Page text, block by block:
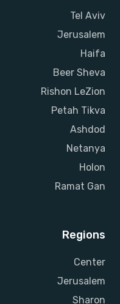
Tel Aviv
Jerusalem
Haifa
Beer Sheva
Rishon LeZion
Petah Tikva
Ashdod
Netanya
Holon
Ramat Gan
Regions
Center
Jerusalem
Sharon